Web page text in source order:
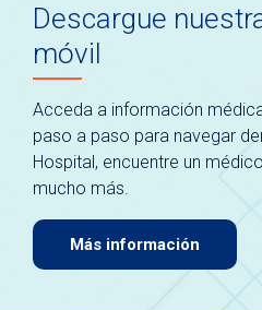
Descargue
móvil
Acceda a información
paso a paso para navegar
Hospital, encuentre un
mucho más.
Más información